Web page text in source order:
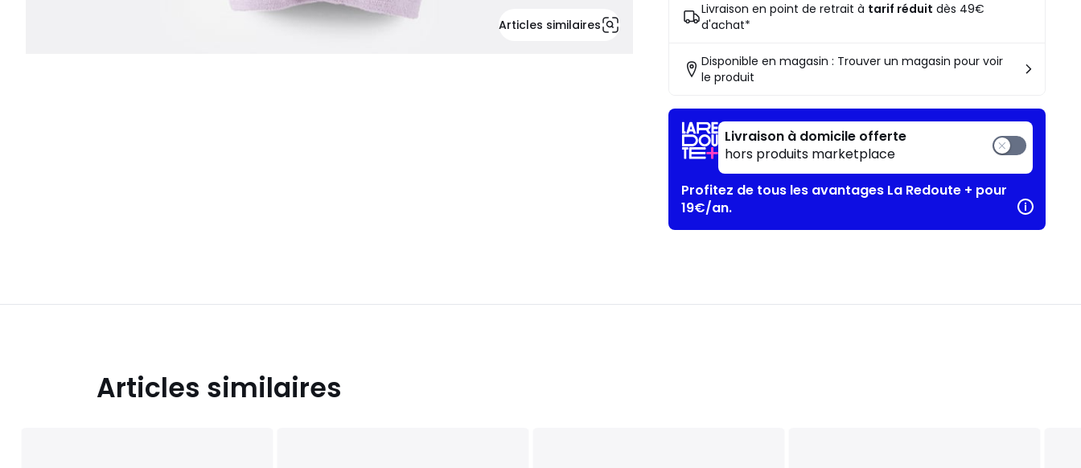
Articles similaires
Livraison en point de retrait à tarif réduit dès 49€
d'achat*
Disponible en magasin : Trouver un magasin pour voir
le produit
Livraison à domicile offerte
hors produits marketplace
Profitez de tous les avantages La Redoute + pour
19€/an.
Articles similaires